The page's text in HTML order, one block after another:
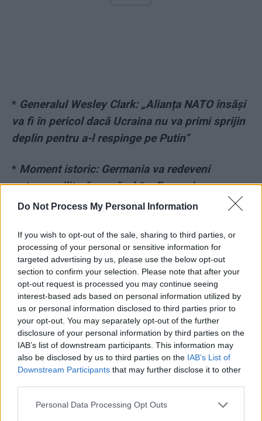
Do Not Process My Personal Information
If you wish to opt-out of the sale, sharing to third parties, or
processing of your personal or sensitive information for
targeted advertising by us, please use the below opt-out
section to confirm your selection. Please note that after your
opt-out request is processed you may continue seeing
interest-based ads based on personal information utilized by
us or personal information disclosed to third parties prior to
your opt-out. You may separately opt-out of the further
disclosure of your personal information by third parties on the
IAB’s list of downstream participants. This information may
also be disclosed by us to third parties on the IAB’s List of
Downstream Participants that may further disclose it to other
Personal Data Processing Opt Outs
* Generalul Wesley Clark: „Alianța NATO însăși
va fi în pericol dacă Ucraina nu va primi sprijin
deplin pentru a-l respinge pe Putin”
* Moment istoric: Germania va redeveni
puterea militară numărul 1 a Europei.
Parlamentul a aprobat un buget anual de 100
lume, după SUA și China
*VIDEO. „Am primit atât de multe rachete
Harpoon, încât putem scufunda întreaga flotă
rusă din Marea Neagră!”
*Un Munte Negru pentru fotbalul românesc: 0-
5 cu echipa unei țări cu o populație cât un sfert
din București! 1-6 în 10 zile – atât poate o
federație-de-șobolani